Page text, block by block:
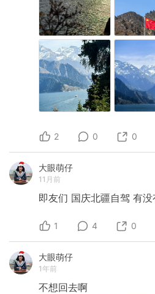
2 0 0
大眼萌仔
11月前
即友们 国庆北疆自驾 有没
1 4 0
大眼萌仔
1年前
不想回去啊